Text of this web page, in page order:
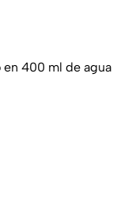
400 ml de agua